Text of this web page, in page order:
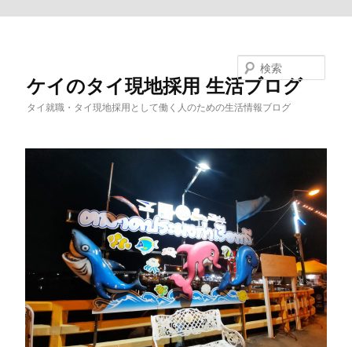
ケイのタイ現地採用 生活ブログ
タイ就職・タイ現地採用として働く人のための生活情報ブログ